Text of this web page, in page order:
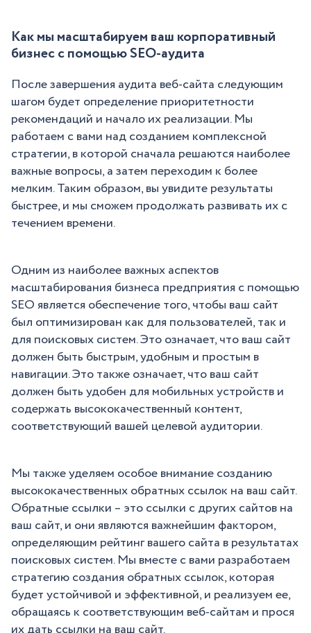
Как мы масштабируем ваш корпоративный
бизнес с помощью SEO-аудита
После завершения аудита веб-сайта следующим
шагом будет определение приоритетности
рекомендаций и начало их реализации. Мы
работаем с вами над созданием комплексной
стратегии, в которой сначала решаются наиболее
важные вопросы, а затем переходим к более
мелким. Таким образом, вы увидите результаты
быстрее, и мы сможем продолжать развивать их с
течением времени.
Одним из наиболее важных аспектов
масштабирования бизнеса предприятия с помощью
SEO является обеспечение того, чтобы ваш сайт
был оптимизирован как для пользователей, так и
для поисковых систем. Это означает, что ваш сайт
должен быть быстрым, удобным и простым в
навигации. Это также означает, что ваш сайт
должен быть удобен для мобильных устройств и
содержать высококачественный контент,
соответствующий вашей целевой аудитории.
Мы также уделяем особое внимание созданию
высококачественных обратных ссылок на ваш сайт.
Обратные ссылки – это ссылки с других сайтов на
ваш сайт, и они являются важнейшим фактором,
определяющим рейтинг вашего сайта в результатах
поисковых систем. Мы вместе с вами разработаем
стратегию создания обратных ссылок, которая
будет устойчивой и эффективной, и реализуем ее,
обращаясь к соответствующим веб-сайтам и прося